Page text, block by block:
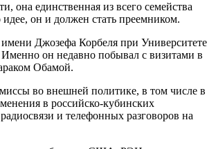
она единственная из всего семейства
он и должен стать преемником.
Джозефа Корбеля при Университете
он недавно побывал с визитами в
Обамой.
во внешней политике, в том числе в
в российско-кубинских
и телефонных разговоров на